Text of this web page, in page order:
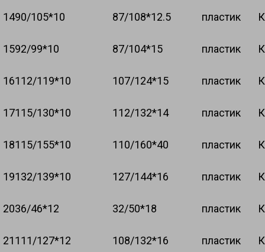
1490/105*10 87/108*12.5 пластик
1592/99*10 87/104*15 пластик
16112/119*10 107/124*15 пластик
17115/130*10 112/132*14 пластик
18115/155*10 110/160*40 пластик
19132/139*10 127/144*16 пластик
2036/46*12 32/50*18 пластик
21111/127*12 108/132*16 пластик